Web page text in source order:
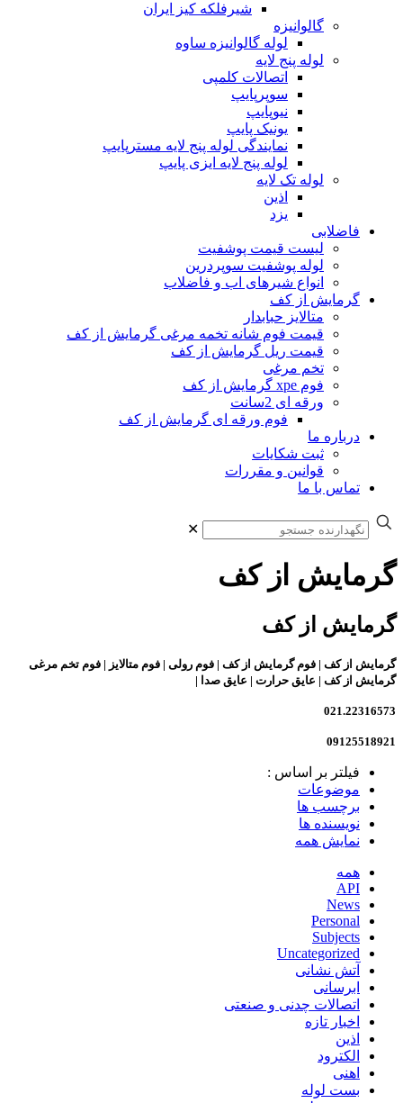
شیرفلکه کیز ایران
گالوانیزه
لوله گالوانیزه ساوه
لوله پنج لایه
اتصالات کلمپی
سوپرپایپ
نیوپایپ
یونیک پایپ
نمایندگی لوله پنج لایه مسترپایپ
لوله پنج لایه ایزی پایپ
لوله تک لایه
اذین
یزد
فاضلابی
لیست قیمت پوشفیت
لوله پوشفیت سوپردرین
انواع شیرهای اب و فاضلاب
گرمایش از کف
متالایز حبابدار
قیمت فوم شانه تخمه مرغی گرمایش از کف
قیمت ریل گرمایش از کف
تخم مرغی
فوم xpe گرمایش از کف
ورقه ای 2سانت
فوم ورقه ای گرمایش از کف
درباره ما
ثبت شکایات
قوانین و مقررات
تماس با ما
✕
گرمایش از کف
گرمایش از کف
گرمایش از کف | فوم گرمایش از کف | فوم رولی | فوم متالایز | فوم تخم مرغی
گرمایش از کف | عایق حرارت | عایق صدا |
021.22316573
09125518921
فیلتر بر اساس :
موضوعات
برچسب ها
نویسنده ها
نمایش همه
همه
API
News
Personal
Subjects
Uncategorized
آتش نشانی
ابرسانی
اتصالات چدنی و صنعتی
اخبار تازه
اذین
الکترود
اهنی
بست لوله